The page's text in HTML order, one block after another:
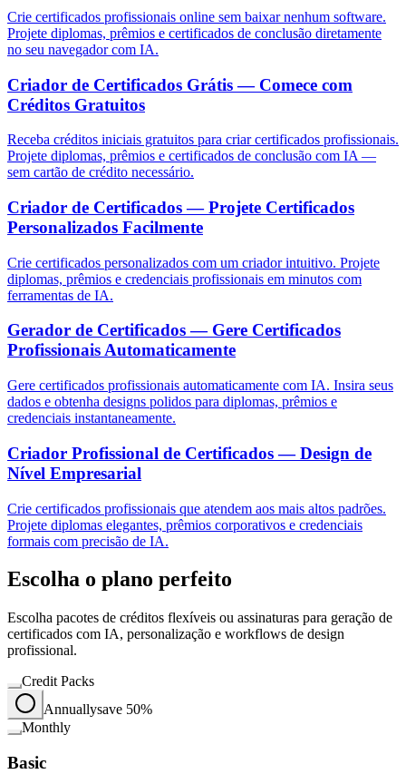
Crie certificados profissionais online sem baixar nenhum software.
Projete diplomas, prêmios e certificados de conclusão diretamente
no seu navegador com IA.
Criador de Certificados Grátis — Comece com
Créditos Gratuitos
Receba créditos iniciais gratuitos para criar certificados profissionais.
Projete diplomas, prêmios e certificados de conclusão com IA —
sem cartão de crédito necessário.
Criador de Certificados — Projete Certificados
Personalizados Facilmente
Crie certificados personalizados com um criador intuitivo. Projete
diplomas, prêmios e credenciais profissionais em minutos com
ferramentas de IA.
Gerador de Certificados — Gere Certificados
Profissionais Automaticamente
Gere certificados profissionais automaticamente com IA. Insira seus
dados e obtenha designs polidos para diplomas, prêmios e
credenciais instantaneamente.
Criador Profissional de Certificados — Design de
Nível Empresarial
Crie certificados profissionais que atendem aos mais altos padrões.
Projete diplomas elegantes, prêmios corporativos e credenciais
formais com precisão de IA.
Escolha o plano perfeito
Escolha pacotes de créditos flexíveis ou assinaturas para geração de
certificados com IA, personalização e workflows de design
profissional.
Credit Packs
Annuallysave 50%
Monthly
Basic